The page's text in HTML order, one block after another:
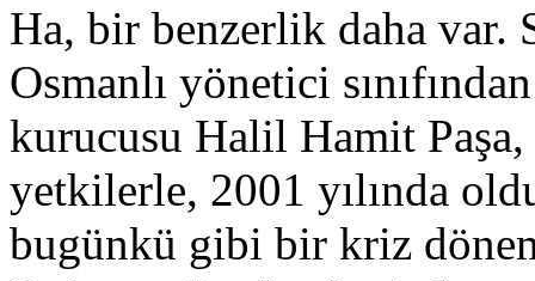
Ha, bir benzerlik daha var.
Osmanlı yönetici
kurucusu Halil Hamit
yetkilerle, 2001 yılında
bugünkü gibi bir kriz